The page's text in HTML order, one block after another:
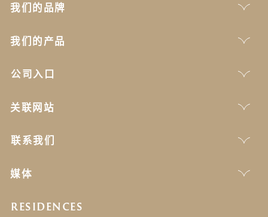
我们的品牌
我们的产品
公司入口
关联网站
联系我们
媒体
RESIDENCES